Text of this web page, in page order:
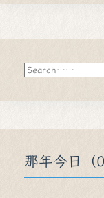
搜
索
那年今日（